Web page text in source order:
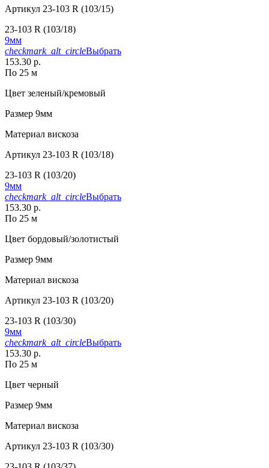
Артикул 23-103 R (103/15)
23-103 R (103/18)
9мм
checkmark_alt_circleВыбрать
153.30 р.
По 25 м
Цвет зеленый/кремовый
Размер 9мм
Материал вискоза
Артикул 23-103 R (103/18)
23-103 R (103/20)
9мм
checkmark_alt_circleВыбрать
153.30 р.
По 25 м
Цвет бордовый/золотистый
Размер 9мм
Материал вискоза
Артикул 23-103 R (103/20)
23-103 R (103/30)
9мм
checkmark_alt_circleВыбрать
153.30 р.
По 25 м
Цвет черный
Размер 9мм
Материал вискоза
Артикул 23-103 R (103/30)